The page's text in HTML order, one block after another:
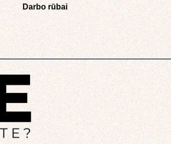
Darbo rūbai